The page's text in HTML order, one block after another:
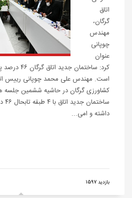
اتاق
گرگان،
مهندس
چوپانی
عنوان
کرد: ساختمان
است. مهندس علی محمد چوپانی رییس
کشاورزی گرگان در حاشیه ششمین جلسه
داشته و امی...
بازدید 1597